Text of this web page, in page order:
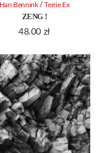
ZENG !
48.00 zł
Han Bennink /Terrie Ex